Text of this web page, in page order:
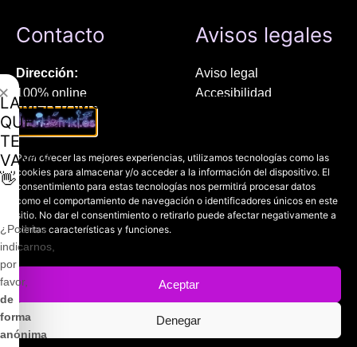
Para ofrecer las mejores experiencias, utilizamos tecnologías como las
cookies para almacenar y/o acceder a la información del dispositivo. El
consentimiento para estas tecnologías nos permitirá procesar datos
como el comportamiento de navegación o identificadores únicos en este
sitio. No dar el consentimiento o retirarlo puede afectar negativamente a
ciertas características y funciones.
Aceptar
Denegar
Contacto
Dirección:
100% online
Manresa (08241), Barcelona
Chat Whatsapp (solo texto):
+34 689 800 662
Correo:
contacto@mundofriki.es
Avisos legales
Aviso legal
Accesibilidad
Política de privacidad
Copyright © 2022-2026
Casadejús Pérez
LAMENTAMOS
QUE
TE
VAYAS
👋
¿Podrías
indicarnos,
por
favor,
de
forma
anónima